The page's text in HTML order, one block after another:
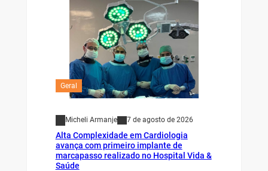
Geral
Micheli Armanje 7 de agosto de 2026
Alta Complexidade em Cardiologia
avança com primeiro implante de
marcapasso realizado no Hospital Vida &
Saúde